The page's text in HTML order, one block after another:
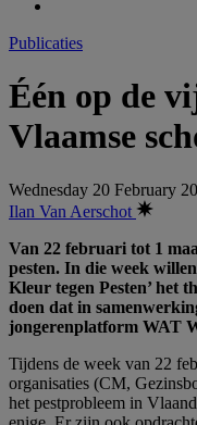
Publicaties
Één op de
Vlaamse
Wednesday 20 February
Ilan Van Aerschot
Van 22 februari tot 1
pesten. In die week
Kleur tegen Pesten’ het
doen dat in
jongerenplatform WAT
Tijdens de week van 22
organisaties (CM,
het pestprobleem in